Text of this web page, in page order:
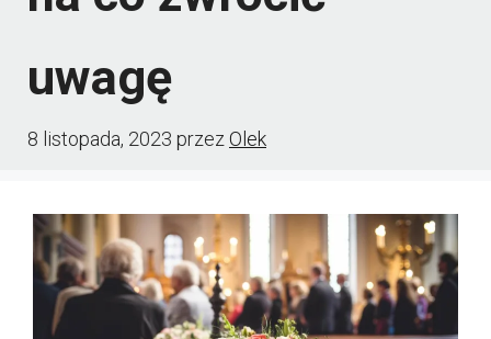
uwagę
8 listopada, 2023 przez Olek